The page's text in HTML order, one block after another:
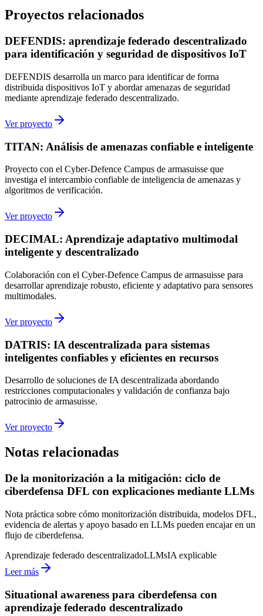
Proyectos relacionados
DEFENDIS: aprendizaje federado descentralizado
para identificación y seguridad de dispositivos IoT
DEFENDIS desarrolla un marco para identificar de forma
distribuida dispositivos IoT y abordar amenazas de seguridad
mediante aprendizaje federado descentralizado.
Ver proyecto
TITAN: Análisis de amenazas confiable e inteligente
Proyecto con el Cyber-Defence Campus de armasuisse que
investiga el intercambio confiable de inteligencia de amenazas y
algoritmos de verificación.
Ver proyecto
DECIMAL: Aprendizaje adaptativo multimodal
inteligente y descentralizado
Colaboración con el Cyber-Defence Campus de armasuisse para
desarrollar aprendizaje robusto, eficiente y adaptativo para sensores
multimodales.
Ver proyecto
DATRIS: IA descentralizada para sistemas
inteligentes confiables y eficientes en recursos
Desarrollo de soluciones de IA descentralizada abordando
restricciones computacionales y validación de confianza bajo
patrocinio de armasuisse.
Ver proyecto
Notas relacionadas
De la monitorización a la mitigación: ciclo de
ciberdefensa DFL con explicaciones mediante LLMs
Nota práctica sobre cómo monitorización distribuida, modelos DFL,
evidencia de alertas y apoyo basado en LLMs pueden encajar en un
flujo de ciberdefensa.
Aprendizaje federado descentralizadoLLMsIA explicable
Leer más
Situational awareness para ciberdefensa con
aprendizaje federado descentralizado